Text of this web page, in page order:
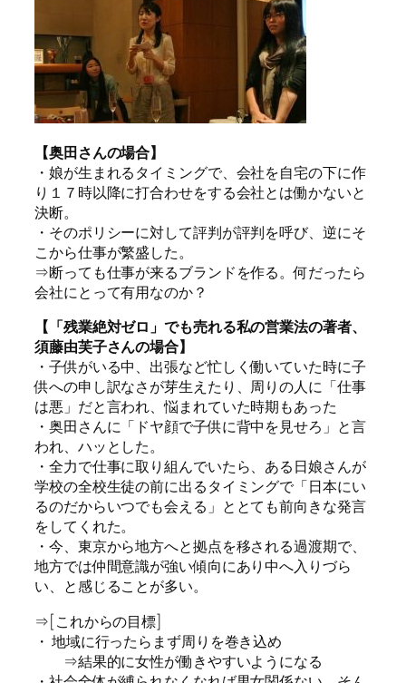
【奥田さんの場合】
・娘が生まれるタイミングで、会社を自宅の下に作
り１７時以降に打合わせをする会社とは働かないと
決断。
・そのポリシーに対して評判が評判を呼び、逆にそ
こから仕事が繁盛した。
⇒断っても仕事が来るブランドを作る。何だったら
会社にとって有用なのか？
【「残業絶対ゼロ」でも売れる私の営業法の著者、
須藤由芙子さんの場合】
・子供がいる中、出張など忙しく働いていた時に子
供への申し訳なさが芽生えたり、周りの人に「仕事
は悪」だと言われ、悩まれていた時期もあった
・奥田さんに「ドヤ顔で子供に背中を見せろ」と言
われ、ハッとした。
・全力で仕事に取り組んでいたら、ある日娘さんが
学校の全校生徒の前に出るタイミングで「日本にい
るのだからいつでも会える」ととても前向きな発言
をしてくれた。
・今、東京から地方へと拠点を移される過渡期で、
地方では仲間意識が強い傾向にあり中へ入りづら
い、と感じることが多い。
⇒[これからの目標]
・ 地域に行ったらまず周りを巻き込め
⇒結果的に女性が働きやすいようになる